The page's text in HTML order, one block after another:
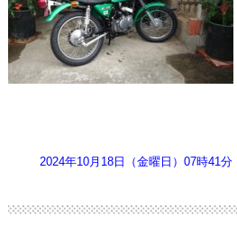
2024年10月18日（金曜日）07時41分